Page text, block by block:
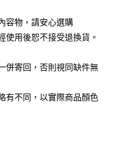
容物，請安心選購
使用後恕不接受退換貨。
併寄回，否則視同缺件無
有不同，以實際商品顏色